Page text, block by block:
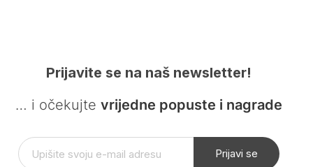
Prijavite se na naš newsletter!
… i očekujte vrijedne popuste i nagrade
Prijavi se